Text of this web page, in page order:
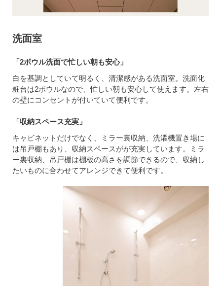
洗面室
「2ボウル洗面で忙しい朝も安心」
白を基調としていて明るく、清潔感がある洗面室。洗面化
粧台は2ボウルなので、忙しい朝も安心して使えます。左右
の壁にコンセントが付いていて便利です。
「収納スペース充実」
キャビネットだけでなく、ミラー裏収納、洗濯機置き場に
は吊戸棚もあり、収納スペースがが充実しています。ミラ
ー裏収納、吊戸棚は棚板の高さを調節できるので、収納し
たいものに合わせてアレンジできて便利です。